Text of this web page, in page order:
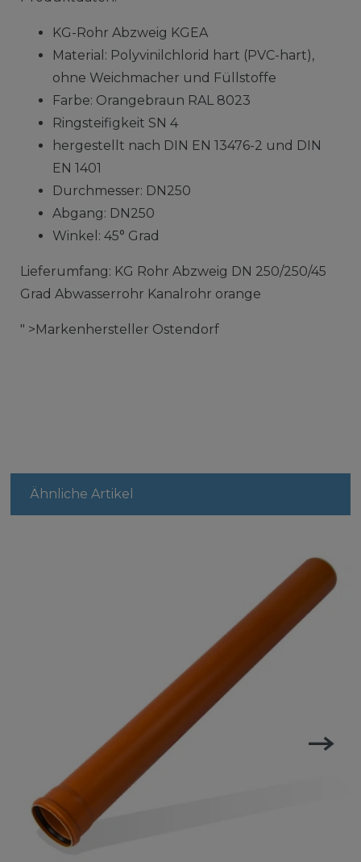
KG-Rohr Abzweig KGEA
Material: Polyvinilchlorid hart (PVC-hart),
ohne Weichmacher und Füllstoffe
Farbe: Orangebraun RAL 8023
Ringsteifigkeit SN 4
hergestellt nach DIN EN 13476-2 und DIN
EN 1401
Durchmesser: DN250
Abgang: DN250
Winkel: 45° Grad
Lieferumfang: KG Rohr Abzweig DN 250/250/45
Grad Abwasserrohr Kanalrohr orange
" >Markenhersteller Ostendorf
Ähnliche Artikel